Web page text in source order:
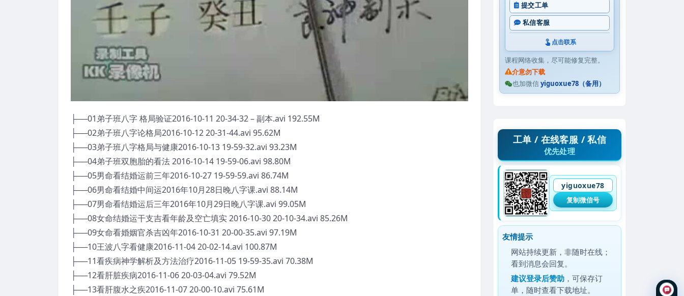
├──01弟子班八字 格局验证2016-10-11 20-34-32 – 副本.avi 192.55M
├──02弟子班八字论格局2016-10-12 20-31-44.avi 95.62M
├──03弟子班八字格局与健康2016-10-13 19-59-32.avi 93.23M
├──04弟子班双胞胎的看法 2016-10-14 19-59-06.avi 98.80M
├──05男命看结婚运前三年2016-10-27 19-59-59.avi 86.74M
├──06男命看结婚中间运2016年10月28日晚八字课.avi 88.14M
├──07男命看结婚运后三年2016年10月29日晚八字课.avi 99.05M
├──08女命结婚运干支吉看年龄及空亡填实 2016-10-30 20-10-34.avi 85.26M
├──09女命看婚姻官杀吉凶年2016-10-31 20-00-35.avi 97.19M
├──10王波八字看健康2016-11-04 20-02-14.avi 100.87M
├──11看疾病神学解析及方法治疗2016-11-05 19-59-35.avi 70.38M
├──12看肝脏疾病2016-11-06 20-03-04.avi 79.52M
├──13看肝腹水之疾2016-11-07 20-00-10.avi 75.61M
提交工单
私信客服
点击联系
课程网络收集，尽可能修复完整。
介意勿下载
也加微信yiguoxue78（备用）
工单 / 在线客服 / 私信
优先处理
yiguoxue78
复制微信号
友情提示
网站持续更新，非随时在线；
看到消息会回复。
建议登录后赞助 ，可保存订
单，随时查看下载地址。